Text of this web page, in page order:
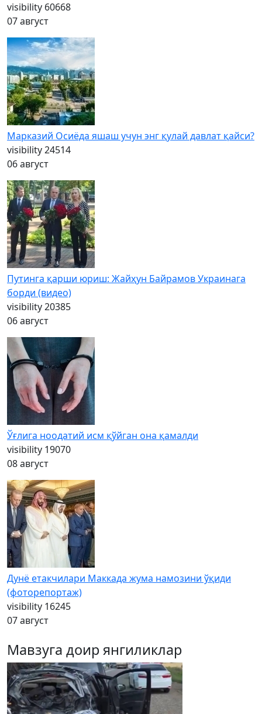
visibility 60668
07 август
Марказий Осиёда яшаш учун энг қулай давлат қайси?
visibility24514
06 август
Путинга қарши юриш: Жайҳун Байрамов Украинага
борди (видео)
visibility20385
06 август
Ўғлига ноодатий исм қўйган она қамалди
visibility 19070
08 август
Дунё етакчилари Маккада жума намозини ўқиди
(фоторепортаж)
visibility 16245
07 август
Мавзуга доир янгиликлар